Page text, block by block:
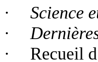
·
Science
·
·
Recueil